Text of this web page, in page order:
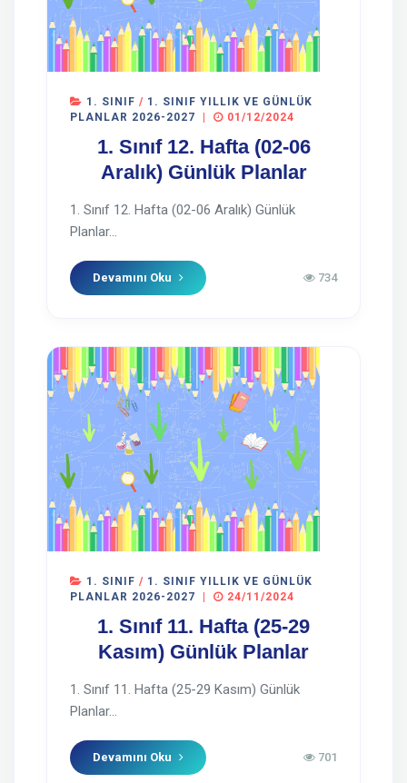
1. SINIF / 1. SINIF YILLIK VE GÜNLÜK
PLANLAR 2026-2027
01/12/2024
1. Sınıf 12. Hafta (02-06
Aralık) Günlük Planlar
1. Sınıf 12. Hafta (02-06 Aralık) Günlük
Planlar...
Devamını Oku 734
1. SINIF / 1. SINIF YILLIK VE GÜNLÜK
PLANLAR 2026-2027
24/11/2024
1. Sınıf 11. Hafta (25-29
Kasım) Günlük Planlar
1. Sınıf 11. Hafta (25-29 Kasım) Günlük
Planlar...
Devamını Oku 701